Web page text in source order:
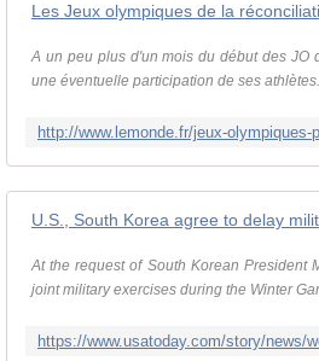
Les Jeux olympiques de la
A un peu plus d'un mois du début des JO
une éventuelle participation de ses
U.S., South Korea agree to delay
At the request of South Korean President
joint military exercises during the Winter